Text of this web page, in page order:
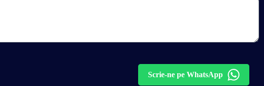
Scrie-ne pe WhatsApp